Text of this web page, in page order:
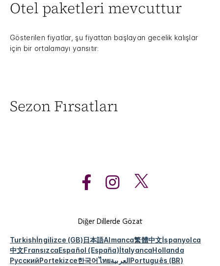
Otel paketleri mevcuttur
Gösterilen fiyatlar, şu fiyattan başlayan gecelik kalışlar
için bir ortalamayı yansıtır:
Sezon Fırsatları
Diğer Dillerde Gözat
Turkishİngilizce (GB)日本語Almanca繁體中文İspanyolca
中文FransızcaEspañol (España)İtalyancaHollanda
РусскийPortekizce한국어ไทยالعربيةPortuguês (BR)